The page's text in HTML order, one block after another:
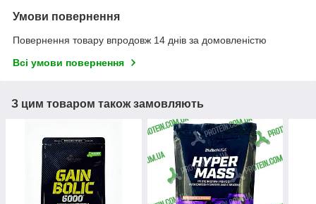
Умови повернення
Повернення товару впродовж 14 днів за домовленістю
Всі умови повернення
З цим товаром також замовляють